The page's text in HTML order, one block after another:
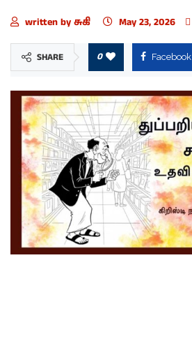
written by சுகி May 23, 2026
SHARE 0 Facebook